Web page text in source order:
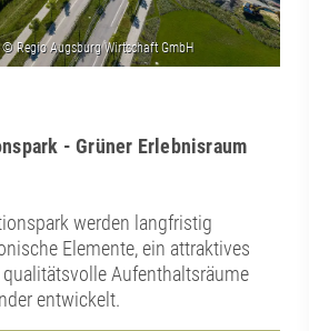
- Grüner Erlebnisraum
werden langfristig
Elemente, ein attraktives
Aufenthaltsräume
entwickelt.